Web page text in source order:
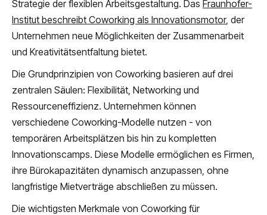
Strategie der flexiblen Arbeitsgestaltung. Das Fraunhofer-
Institut beschreibt Coworking als Innovationsmotor, der
Unternehmen neue Möglichkeiten der Zusammenarbeit
und Kreativitätsentfaltung bietet.
Die Grundprinzipien von Coworking basieren auf drei
zentralen Säulen: Flexibilität, Networking und
Ressourceneffizienz. Unternehmen können
verschiedene Coworking-Modelle nutzen - von
temporären Arbeitsplätzen bis hin zu kompletten
Innovationscamps. Diese Modelle ermöglichen es Firmen,
ihre Bürokapazitäten dynamisch anzupassen, ohne
langfristige Mietverträge abschließen zu müssen.
Die wichtigsten Merkmale von Coworking für